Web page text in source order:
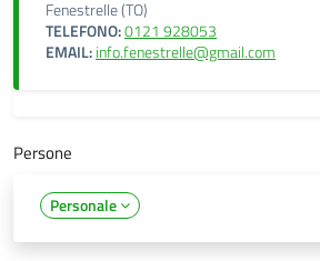
Fenestrelle (TO)
TELEFONO:0121 928053
EMAIL:info.fenestrelle@gmail.com
Persone
Personale